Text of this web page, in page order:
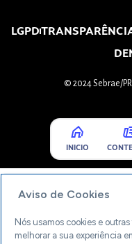
LGPD
© 2024 Sebrae/
INICIO
Aviso de Cookies
Nós usamos cookies e
melhorar a sua experiência